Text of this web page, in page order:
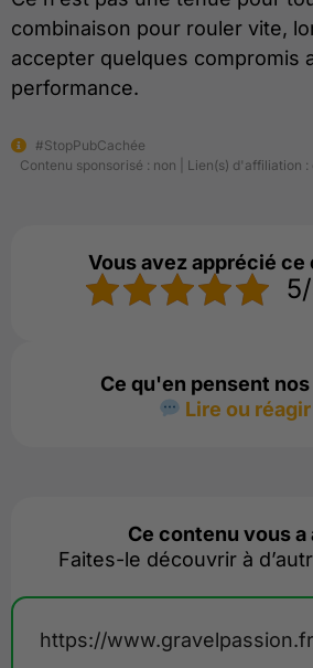
combinaison pour rouler vite,
accepter quelques compromis
performance.
#StopPubCachée
Contenu sponsorisé : non | Lien(s) d'affiliation
Vous avez apprécié ce
Ce qu'en pensent
Lire ou
Ce contenu vous a
Faites-le découvrir à